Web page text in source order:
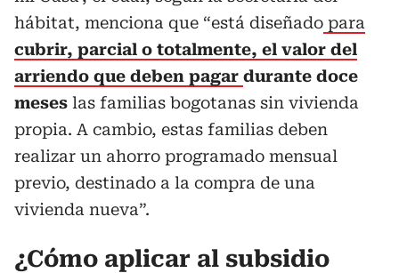
hábitat, menciona que “está diseñado para
cubrir, parcial o totalmente, el valor del
arriendo que deben pagar durante doce
meses las familias bogotanas sin vivienda
propia. A cambio, estas familias deben
realizar un ahorro programado mensual
previo, destinado a la compra de una
vivienda nueva”.
¿Cómo aplicar al subsidio